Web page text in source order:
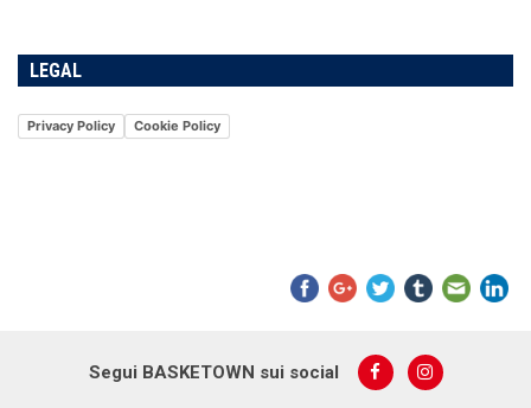
LEGAL
Privacy Policy Cookie Policy
Segui BASKETOWN sui social